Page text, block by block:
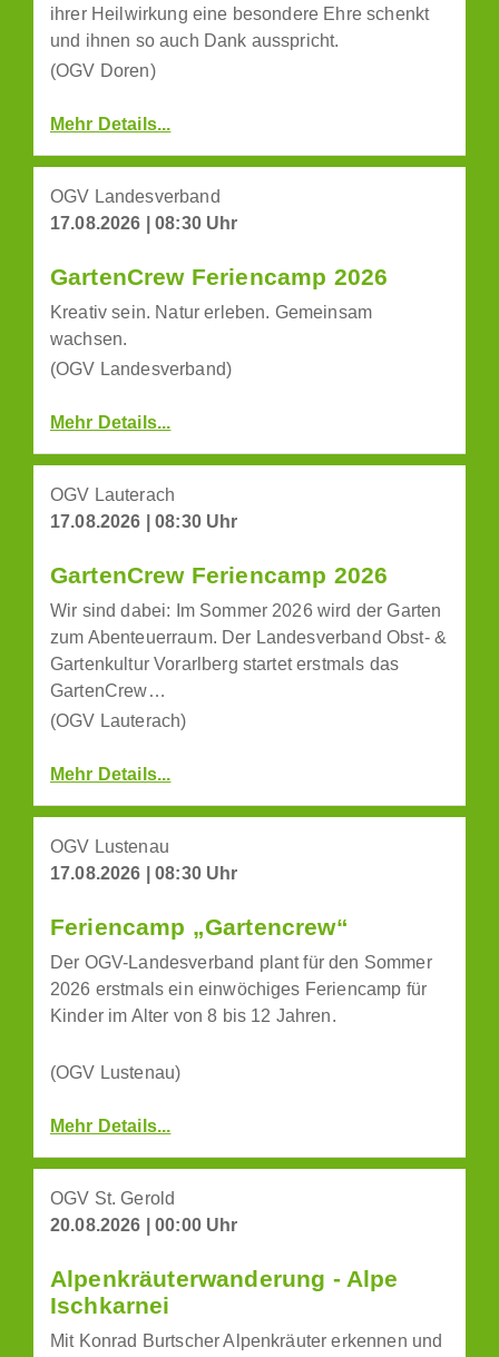
ihrer Heilwirkung eine besondere Ehre schenkt
und ihnen so auch Dank ausspricht.
(OGV Doren)
Mehr Details...
OGV Landesverband
17.08.2026 | 08:30 Uhr
GartenCrew Feriencamp 2026
Kreativ sein. Natur erleben. Gemeinsam
wachsen.
(OGV Landesverband)
Mehr Details...
OGV Lauterach
17.08.2026 | 08:30 Uhr
GartenCrew Feriencamp 2026
Wir sind dabei: Im Sommer 2026 wird der Garten
zum Abenteuerraum. Der Landesverband Obst- &
Gartenkultur Vorarlberg startet erstmals das
GartenCrew…
(OGV Lauterach)
Mehr Details...
OGV Lustenau
17.08.2026 | 08:30 Uhr
Feriencamp „Gartencrew“
Der OGV-Landesverband plant für den Sommer
2026 erstmals ein einwöchiges Feriencamp für
Kinder im Alter von 8 bis 12 Jahren.
(OGV Lustenau)
Mehr Details...
OGV St. Gerold
20.08.2026 | 00:00 Uhr
Alpenkräuterwanderung - Alpe
Ischkarnei
Mit Konrad Burtscher Alpenkräuter erkennen und